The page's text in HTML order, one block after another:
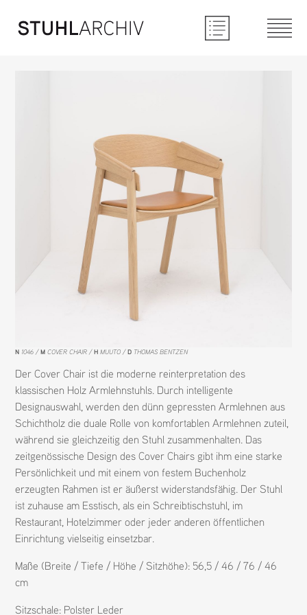
N 1046 M COVER CHAIR H MUUTO D THOMAS BENTZEN
Der Cover Chair ist die moderne reinterpretation des
klassischen Holz Armlehnstuhls. Durch intelligente
Designauswahl, werden den dünn gepressten Armlehnen aus
Schichtholz die duale Rolle von komfortablen Armlehnen zuteil,
während sie gleichzeitig den Stuhl zusammenhalten. Das
zeitgenössische Design des Cover Chairs gibt ihm eine starke
Persönlichkeit und mit einem von festem Buchenholz
erzeugten Rahmen ist er äußerst widerstandsfähig. Der Stuhl
ist zuhause am Esstisch, als ein Schreibtischstuhl, im
Restaurant, Hotelzimmer oder jeder anderen öffentlichen
Einrichtung vielseitig einsetzbar.
Maße (Breite / Tiefe / Höhe / Sitzhöhe): 56,5 / 46 / 76 / 46
cm
Sitzschale: Polster Leder